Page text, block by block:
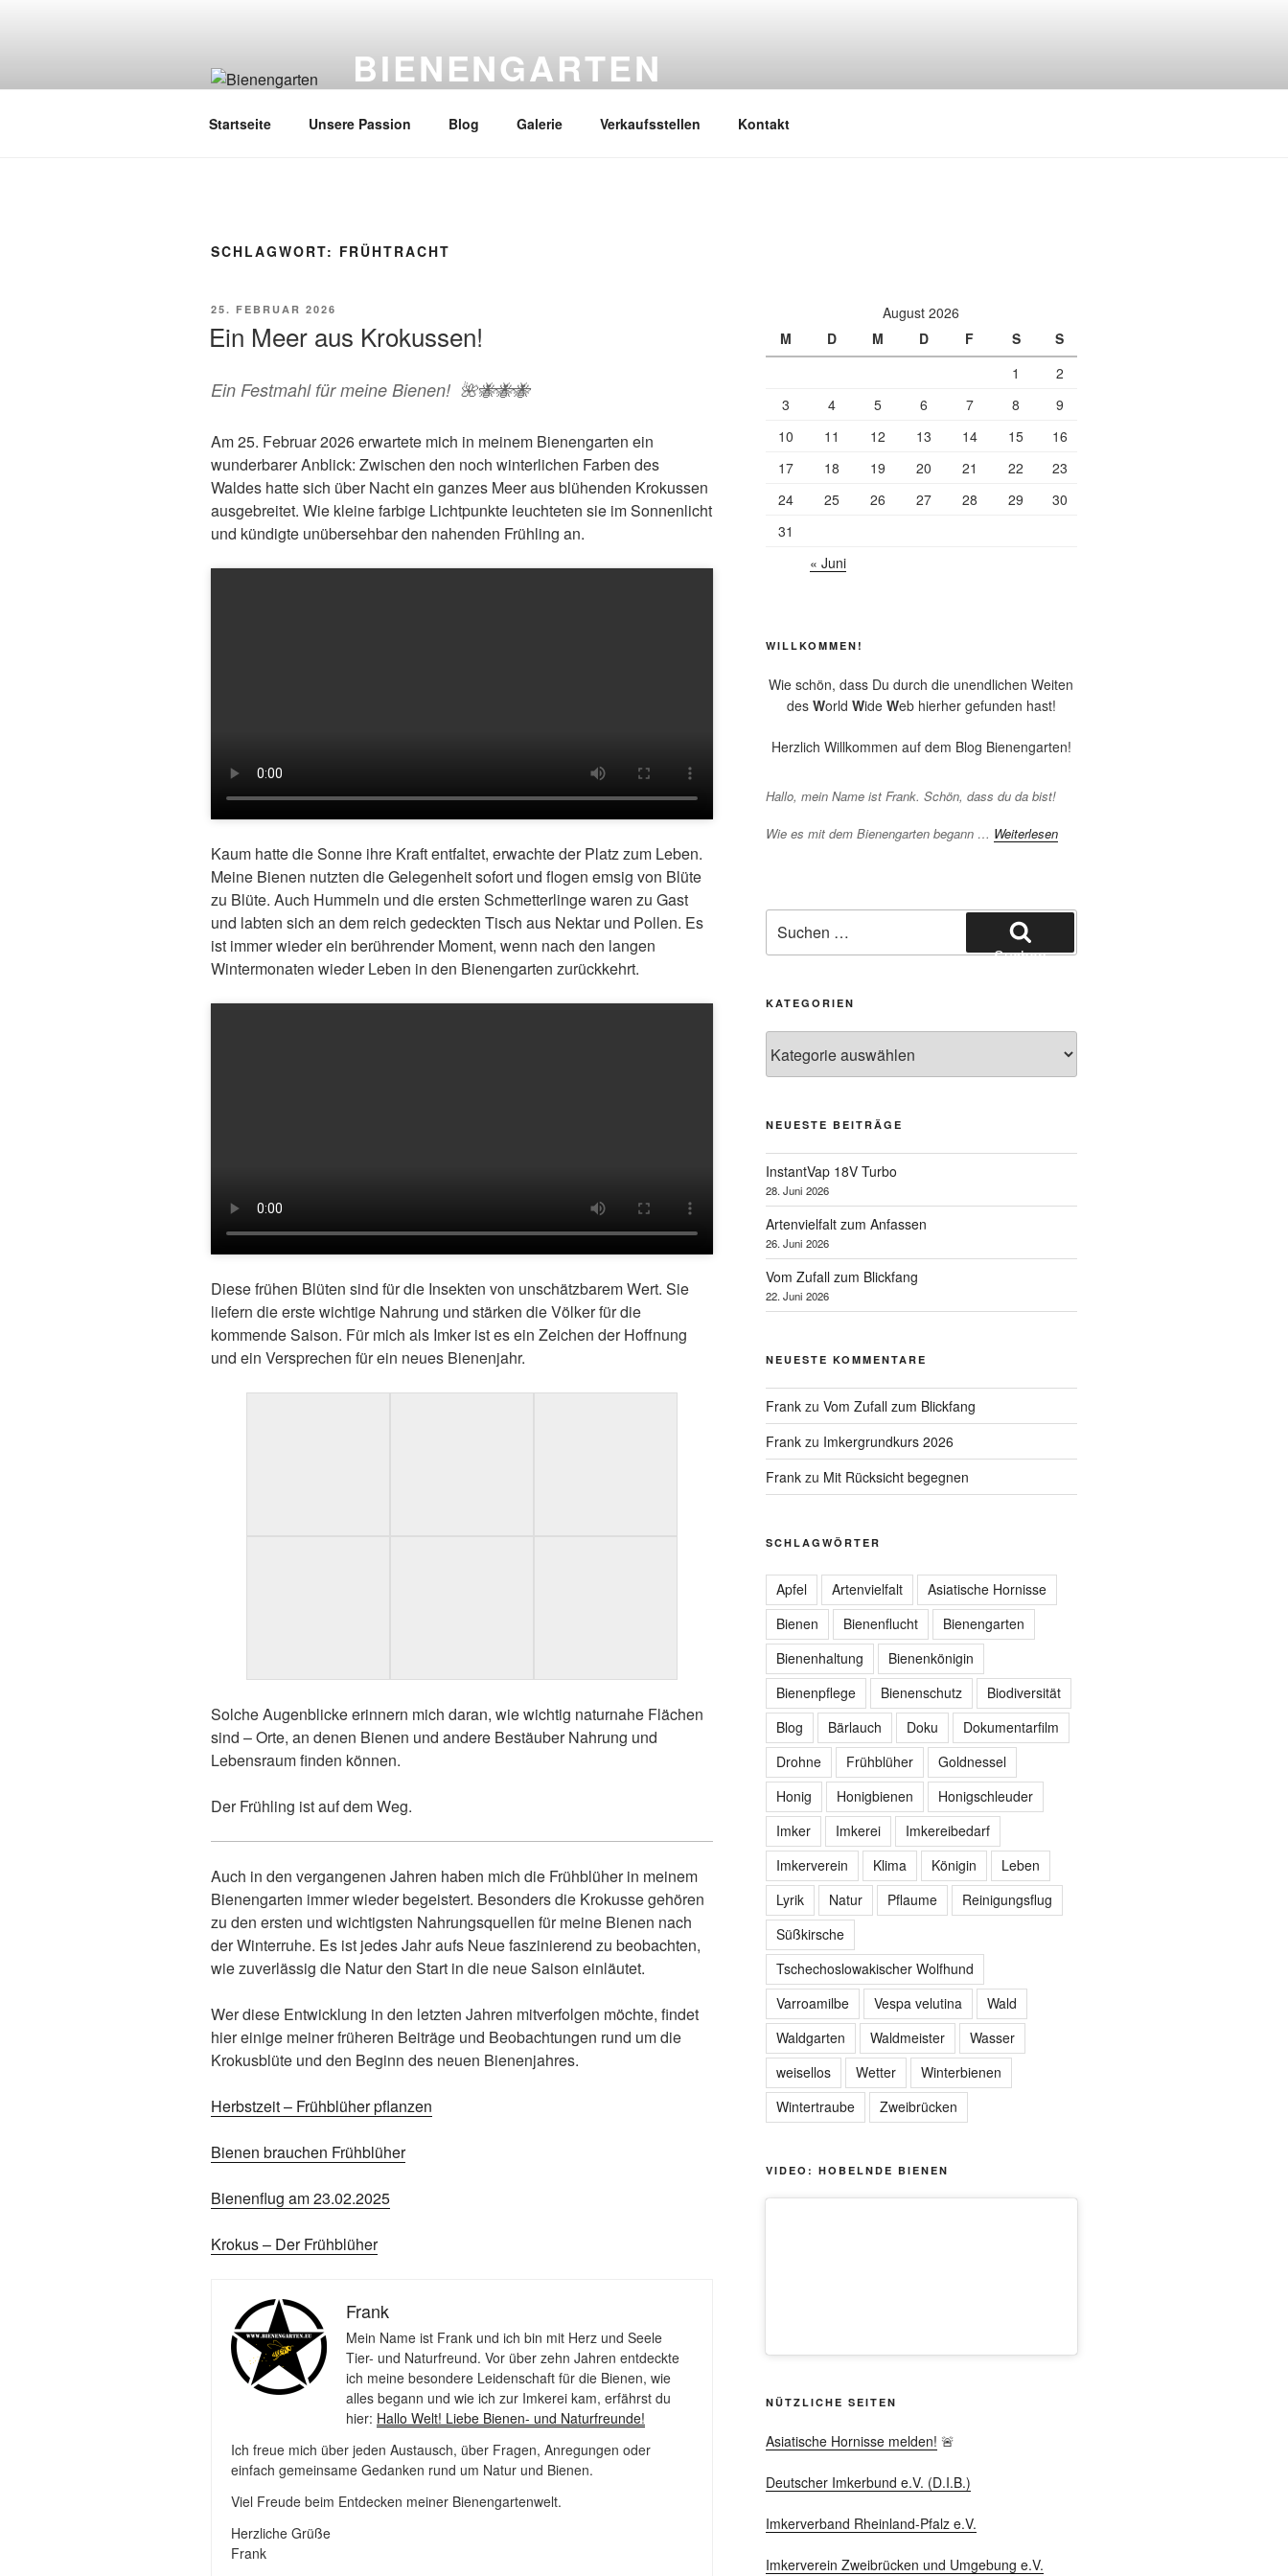
BIENENGARTEN
Startseite Unsere Passion Blog Galerie Verkaufsstellen Kontakt
SCHLAGWORT: FRÜHTRACHT
VERÖFFENTLICHT
25. FEBRUAR 2026
Ein Meer aus Krokussen!
Ein Festmahl für meine Bienen! 🌺🐝🐝🐝
Am 25. Februar 2026 erwartete mich in meinem Bienengarten ein
wunderbarer Anblick: Zwischen den noch winterlichen Farben des
Waldes hatte sich über Nacht ein ganzes Meer aus blühenden Krokussen
ausgebreitet. Wie kleine farbige Lichtpunkte leuchteten sie im Sonnenlicht
und kündigte unübersehbar den nahenden Frühling an.
Kaum hatte die Sonne ihre Kraft entfaltet, erwachte der Platz zum Leben.
Meine Bienen nutzten die Gelegenheit sofort und flogen emsig von Blüte
zu Blüte. Auch Hummeln und die ersten Schmetterlinge waren zu Gast
und labten sich an dem reich gedeckten Tisch aus Nektar und Pollen. Es
ist immer wieder ein berührender Moment, wenn nach den langen
Wintermonaten wieder Leben in den Bienengarten zurückkehrt.
Diese frühen Blüten sind für die Insekten von unschätzbarem Wert. Sie
liefern die erste wichtige Nahrung und stärken die Völker für die
kommende Saison. Für mich als Imker ist es ein Zeichen der Hoffnung
und ein Versprechen für ein neues Bienenjahr.
Solche Augenblicke erinnern mich daran, wie wichtig naturnahe Flächen
sind – Orte, an denen Bienen und andere Bestäuber Nahrung und
Lebensraum finden können.
Der Frühling ist auf dem Weg.
Auch in den vergangenen Jahren haben mich die Frühblüher in meinem
Bienengarten immer wieder begeistert. Besonders die Krokusse gehören
zu den ersten und wichtigsten Nahrungsquellen für meine Bienen nach
der Winterruhe. Es ist jedes Jahr aufs Neue faszinierend zu beobachten,
wie zuverlässig die Natur den Start in die neue Saison einläutet.
Wer diese Entwicklung in den letzten Jahren mitverfolgen möchte, findet
hier einige meiner früheren Beiträge und Beobachtungen rund um die
Krokusblüte und den Beginn des neuen Bienenjahres.
Herbstzeit – Frühblüher pflanzen
Bienen brauchen Frühblüher
Bienenflug am 23.02.2025
Krokus – Der Frühblüher
Frank
Mein Name ist Frank und ich bin mit Herz und Seele
Tier- und Naturfreund. Vor über zehn Jahren entdeckte
ich meine besondere Leidenschaft für die Bienen, wie
alles begann und wie ich zur Imkerei kam, erfährst du
hier: Hallo Welt! Liebe Bienen- und Naturfreunde!
Ich freue mich über jeden Austausch, über Fragen, Anregungen oder
einfach gemeinsame Gedanken rund um Natur und Bienen.
Viel Freude beim Entdecken meiner Bienengartenwelt.
Herzliche Grüße
Frank
August 2026
M
D M D F S
S
1
2
3
4 5 6 7 8
9
10
11 12 13 14 15
16
17
18 19 20 21 22
23
24
25 26 27 28 29
30
31
« Juni
WILLKOMMEN!
Wie schön, dass Du durch die unendlichen Weiten
des World Wide Web hierher gefunden hast!
Herzlich Willkommen auf dem Blog Bienengarten!
Hallo, mein Name ist Frank. Schön, dass du da bist!
Wie es mit dem Bienengarten begann … Weiterlesen
nach:
Suchen
KATEGORIEN
NEUESTE BEITRÄGE
InstantVap 18V Turbo
28. Juni 2026
Artenvielfalt zum Anfassen
26. Juni 2026
Vom Zufall zum Blickfang
22. Juni 2026
NEUESTE KOMMENTARE
Frankzu Vom Zufall zum Blickfang
Frankzu Imkergrundkurs 2026
Frankzu Mit Rücksicht begegnen
SCHLAGWÖRTER
Apfel Artenvielfalt
Asiatische Hornisse
Bienen
Bienenflucht
Bienengarten
Bienenhaltung
Bienenkönigin
Bienenpflege
Bienenschutz
Biodiversität
Blog
Bärlauch Doku
Dokumentarfilm
Drohne
Frühblüher
Goldnessel
Honig
Honigbienen
Honigschleuder
Imker
Imkerei
Imkereibedarf
Imkerverein
Klima Königin
Leben
Lyrik
Natur Pflaume
Reinigungsflug
Süßkirsche
Tschechoslowakischer Wolfhund
Varroamilbe
Vespa velutina
Wald
Waldgarten
Waldmeister
Wasser
weisellos
Wetter
Winterbienen
Wintertraube
Zweibrücken
VIDEO: HOBELNDE BIENEN
NÜTZLICHE SEITEN
Asiatische Hornisse melden! 🚨
Deutscher Imkerbund e.V. (D.I.B.)
Imkerverband Rheinland-Pfalz e.V.
Imkerverein Zweibrücken und Umgebung e.V.